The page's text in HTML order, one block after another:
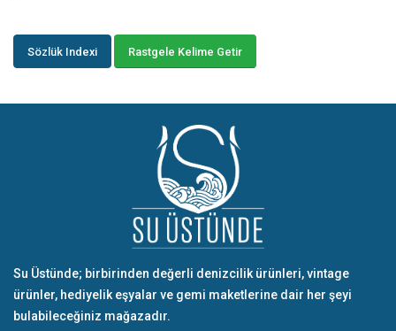
Sözlük Indexi Rastgele Kelime Getir
Su Üstünde; birbirinden değerli denizcilik ürünleri, vintage
ürünler, hediyelik eşyalar ve gemi maketlerine dair her şeyi
bulabileceğiniz mağazadır.